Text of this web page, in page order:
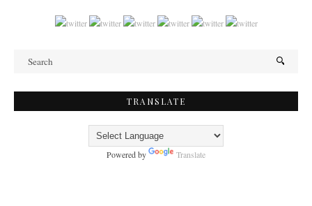
TRANSLATE
Powered by Translate